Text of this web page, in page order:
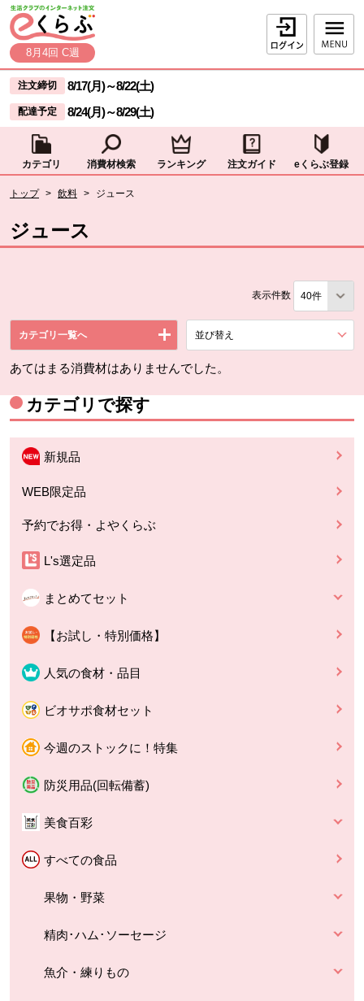
ページの先頭です。
本文へジャンプする。
8月4回 C週
ログイン
ここからサイト内共通メニューです。
サイト内共通メニューをスキップする
注文締切 8/17(月)～8/22(土)
配達予定 8/24(月)～8/29(土)
カテゴリ 消費材検索 ランキング 注文ガイド eくらぶ登録
トップ > 飲料 > ジュース
ジュース
表示件数
カテゴリ一覧へ 並び替え
あてはまる消費材はありませんでした。
カテゴリで探す
新規品
WEB限定品
予約でお得・よやくらぶ
L's選定品
まとめてセット
【お試し・特別価格】
人気の食材・品目
ビオサポ食材セット
今週のストックに！特集
防災用品(回転備蓄)
美食百彩
すべての食品
果物・野菜
精肉･ハム･ソーセージ
魚介・練りもの